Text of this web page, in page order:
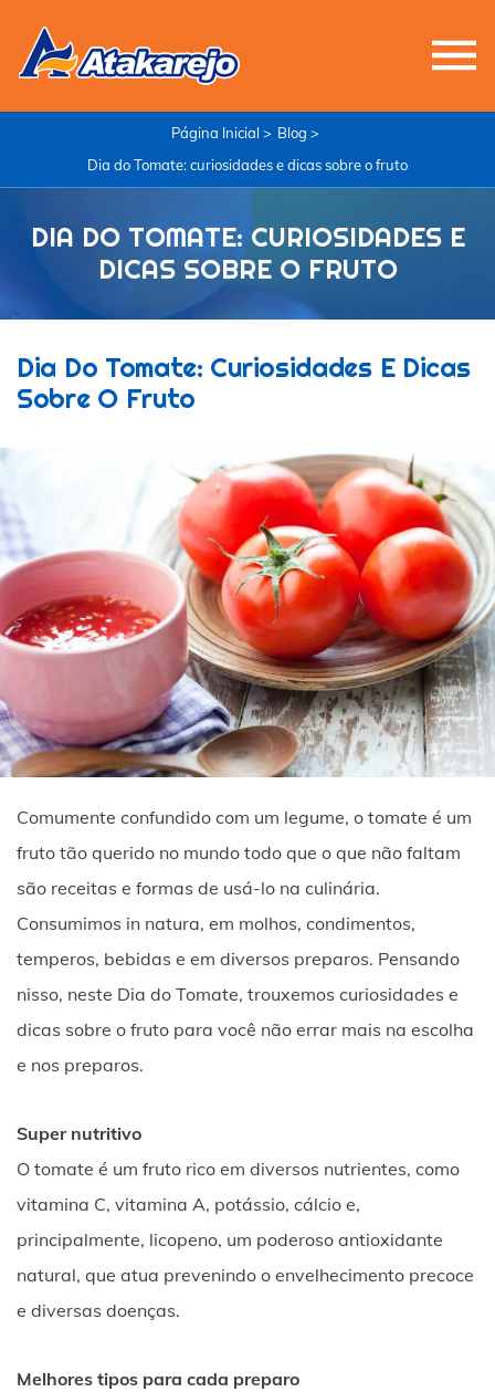
Página Inicial > Blog >
Dia do Tomate: curiosidades e dicas sobre o fruto
DIA DO TOMATE: CURIOSIDADES E
DICAS SOBRE O FRUTO
Dia Do Tomate: Curiosidades E Dicas
Sobre O Fruto
Comumente confundido com um legume, o tomate é um
fruto tão querido no mundo todo que o que não faltam
são receitas e formas de usá-lo na culinária.
Consumimos in natura, em molhos, condimentos,
temperos, bebidas e em diversos preparos. Pensando
nisso, neste Dia do Tomate, trouxemos curiosidades e
dicas sobre o fruto para você não errar mais na escolha
e nos preparos.
Super nutritivo
O tomate é um fruto rico em diversos nutrientes, como
vitamina C, vitamina A, potássio, cálcio e,
principalmente, licopeno, um poderoso antioxidante
natural, que atua prevenindo o envelhecimento precoce
e diversas doenças.
Melhores tipos para cada preparo